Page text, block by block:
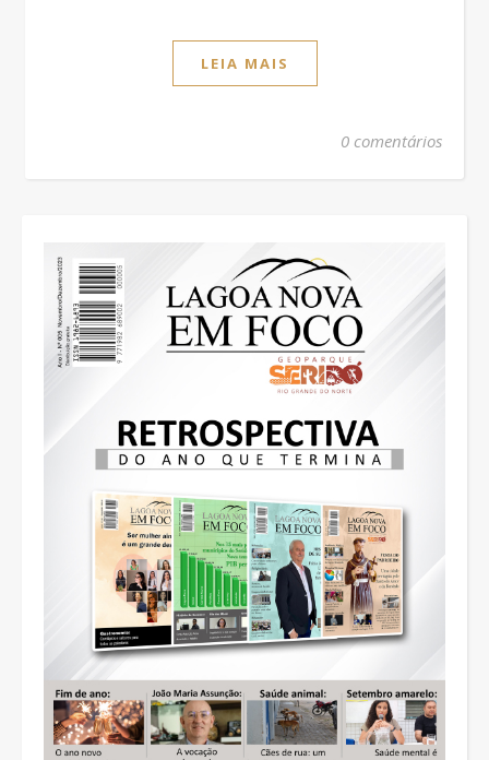
LEIA MAIS
0 comentários